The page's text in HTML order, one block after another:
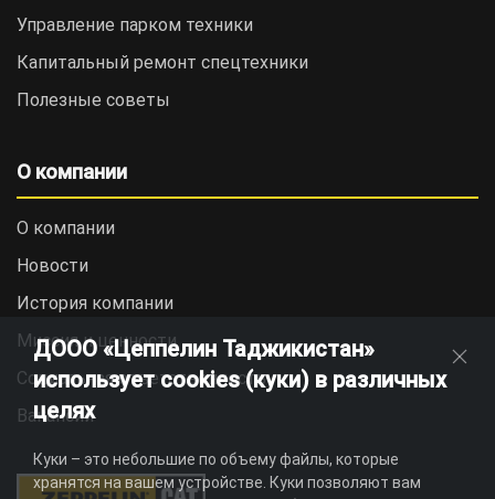
Управление парком техники
Капитальный ремонт спецтехники
Полезные советы
О компании
О компании
Новости
История компании
Миссия и ценности
Социальная ответственность
Вакансии
ДООО «Цеппелин Таджикистан»
использует cookies (куки) в различных
целях
Куки – это небольшие по объему файлы, которые
хранятся на вашем устройстве. Куки позволяют вам